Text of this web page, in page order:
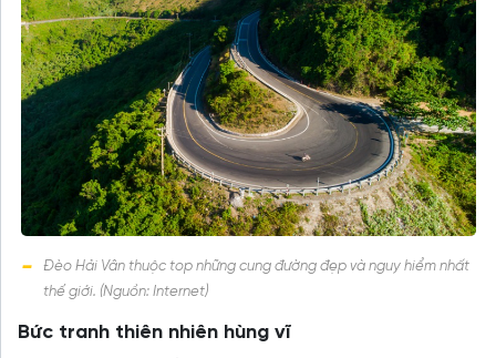
Đèo Hải Vân thuộc top những cung đường đẹp và nguy hiểm nhất
thế giới. (Nguồn: Internet)
Bức tranh thiên nhiên hùng vĩ